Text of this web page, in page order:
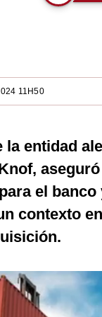
11H50
la entidad
el banco
contexto